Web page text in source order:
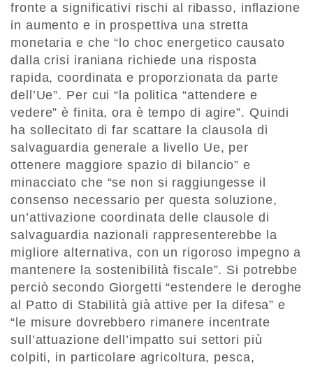
fronte a significativi rischi al ribasso, inflazione
in aumento e in prospettiva una stretta
monetaria e che “lo choc energetico causato
dalla crisi iraniana richiede una risposta
rapida, coordinata e proporzionata da parte
dell’Ue”. Per cui “la politica “attendere e
vedere” è finita, ora è tempo di agire”. Quindi
ha sollecitato di far scattare la clausola di
salvaguardia generale a livello Ue, per
ottenere maggiore spazio di bilancio” e
minacciato che “se non si raggiungesse il
consenso necessario per questa soluzione,
un’attivazione coordinata delle clausole di
salvaguardia nazionali rappresenterebbe la
migliore alternativa, con un rigoroso impegno a
mantenere la sostenibilità fiscale”. Si potrebbe
perciò secondo Giorgetti “estendere le deroghe
al Patto di Stabilità già attive per la difesa” e
“le misure dovrebbero rimanere incentrate
sull’attuazione dell’impatto sui settori più
colpiti, in particolare agricoltura, pesca,